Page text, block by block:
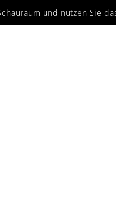
und nutzen Sie